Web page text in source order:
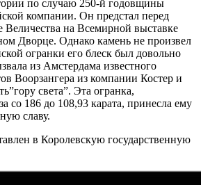
по случаю 250-й годовщины
компании. Он предстал перед
Величества на Всемирной выставке
Дворце. Однако камень не произвел
огранки его блеск был довольно
из Амстердама известного
Воорзангера из компании Костер и
света”. Эта огранка,
со 186 до 108,93 карата, принесла ему
славу.
в Королевскую государственную